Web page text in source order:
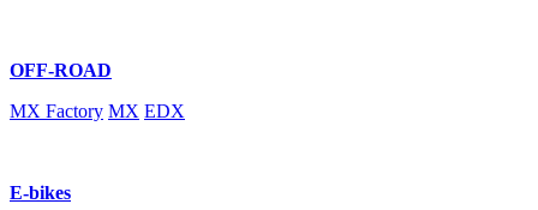
OFF-ROAD
MX Factory MX EDX
E-bikes